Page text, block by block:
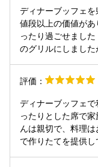
ーサー、紅芋、マンゴー。 食事会場は1階
かれるのだが、1階
食事を取りに行く
らしいメニューも
ディナーブッフェ
値段以上の価値が
ったり過ごせまし
のグリルにしまし
ト、工夫のあるも
汁は宮古そばのよう
思えるレストランで
評価：
ディナーブッフェ
ったりとした席で
んは親切で、料理
で作りたてを提供